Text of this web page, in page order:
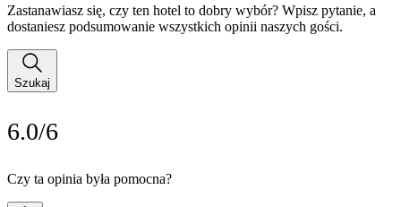
Zastanawiasz się, czy ten hotel to dobry wybór? Wpisz pytanie, a
dostaniesz podsumowanie wszystkich opinii naszych gości.
Szukaj
6.0/6
Czy ta opinia była pomocna?